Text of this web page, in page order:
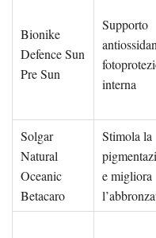
Bionike
Defence Sun
Pre Sun
Supporto
interna
Solgar
Natural
Oceanic
Betacaro
Stimola la
e migliora